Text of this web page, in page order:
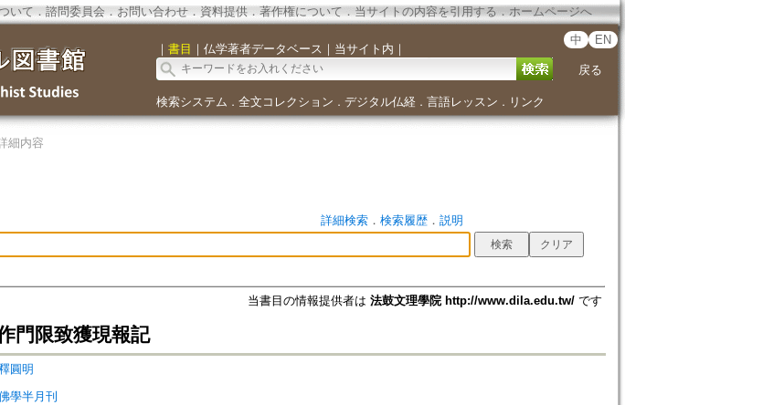
いて ． 諮問委員会． お問い合わせ． 資料提供． 著作権について．当サイトの内容を引用する ． ホームページへ
｜ 書目 ｜ 仏学著者データベース ｜ 当サイト内 ｜
中 EN
戻る
検索システム ． 全文コレクション ． デジタル仏経． 言語レッスン ． リンク
細内容
詳細検索． 検索履歴． 説明
当書目の情報提供者は 法鼓文理學院 http://www.dila.edu.tw/です
門限致獲現報記
圓明
學半月刊